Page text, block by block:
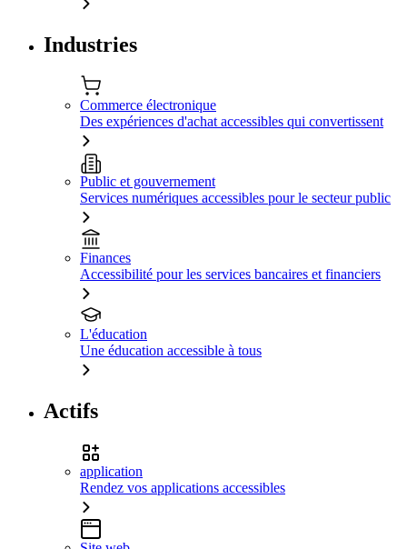
Industries
Commerce électronique
Des expériences d'achat accessibles qui convertissent
Public et gouvernement
Services numériques accessibles pour le secteur public
Finances
Accessibilité pour les services bancaires et financiers
L'éducation
Une éducation accessible à tous
Actifs
application
Rendez vos applications accessibles